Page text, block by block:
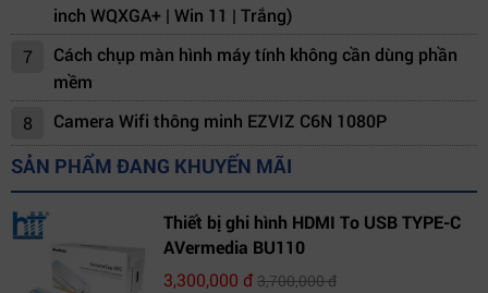
inch WQXGA+ | Win 11 | Trắng)
7
Cách chụp màn hình máy tính không cần dùng phần
mềm
8
Camera Wifi thông minh EZVIZ C6N 1080P
SẢN PHẨM ĐANG KHUYẾN MÃI
Thiết bị ghi hình HDMI To USB TYPE-C
AVermedia BU110
3,300,000 đ3,700,000 đ